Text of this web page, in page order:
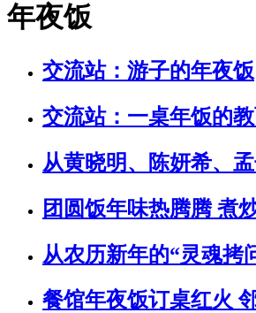
年夜饭
交流站：游子的年夜饭
交流站：一桌年饭的
从黄晓明、陈妍希、
团圆饭年味热腾腾 煮
从农历新年的“灵魂拷
餐馆年夜饭订桌红火